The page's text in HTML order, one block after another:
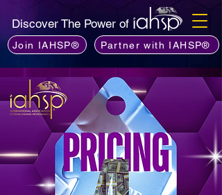
Discover The Power of
Join IAHSP® Partner with IAHSP®